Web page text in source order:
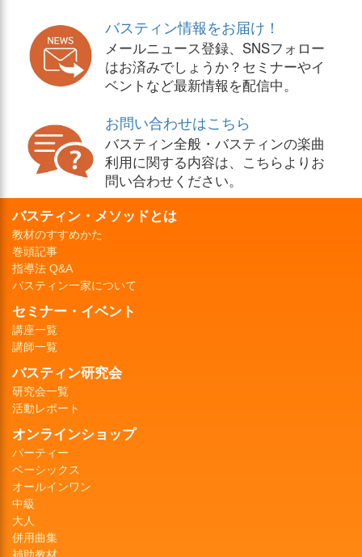
バスティン情報をお届け！
メールニュース登録、SNSフォロー
はお済みでしょうか？セミナーやイ
ベントなど最新情報を配信中。
お問い合わせはこちら
バスティン全般・バスティンの楽曲
利用に関する内容は、こちらよりお
問い合わせください。
バスティン・メソッドとは
教材のすすめかた
巻頭記事
指導法 Q&A
バスティン一家について
セミナー・イベント
講座一覧
講師一覧
バスティン研究会
研究会一覧
活動レポート
オンラインショップ
パーティー
ベーシックス
オールインワン
中級
大人
併用曲集
補助教材